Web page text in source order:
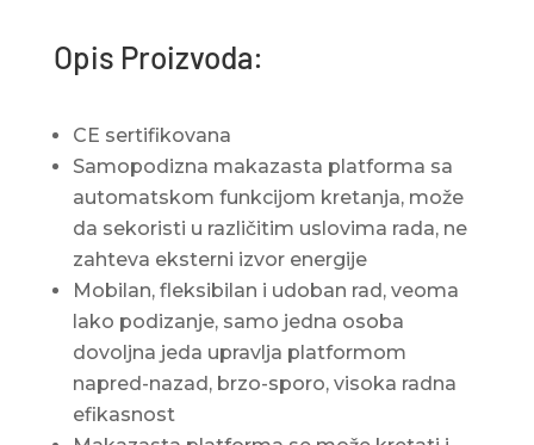
Opis Proizvoda:
CE sertifikovana
Samopodizna makazasta platforma sa
automatskom funkcijom kretanja, može
da sekoristi u različitim uslovima rada, ne
zahteva eksterni izvor energije
Mobilan, fleksibilan i udoban rad, veoma
lako podizanje, samo jedna osoba
dovoljna jeda upravlja platformom
napred-nazad, brzo-sporo, visoka radna
efikasnost